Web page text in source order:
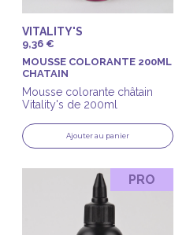
VITALITY'S
9,36 €
MOUSSE COLORANTE 200ML
CHATAIN
Mousse colorante châtain
Vitality's de 200ml
Ajouter au panier
PRO